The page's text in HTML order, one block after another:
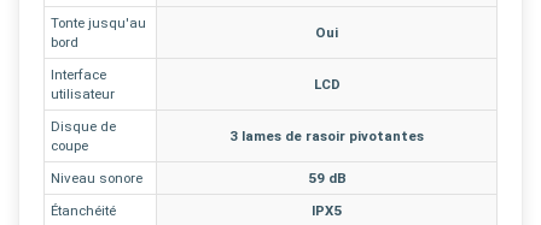
Tonte jusqu'au
bord
Oui
Interface
utilisateur
LCD
Disque de
coupe
3 lames de rasoir pivotantes
Niveau sonore
59 dB
Étanchéité
IPX5